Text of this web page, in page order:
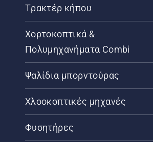
Τρακτέρ κήπου
Χορτοκοπτικά &
Πολυμηχανήματα Combi
Ψαλίδια μπορντούρας
Χλοοκοπτικές μηχανές
Φυσητήρες